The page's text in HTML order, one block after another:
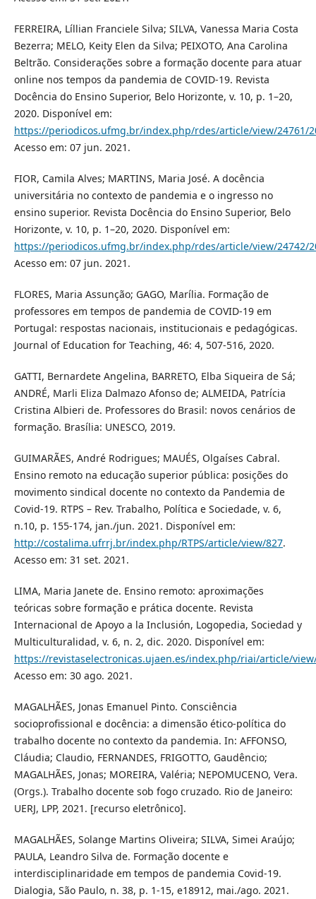
FERREIRA, Líllian Franciele Silva; SILVA, Vanessa Maria Costa
Bezerra; MELO, Keity Elen da Silva; PEIXOTO, Ana Carolina
Beltrão. Considerações sobre a formação docente para atuar
online nos tempos da pandemia de COVID-19. Revista
Docência do Ensino Superior, Belo Horizonte, v. 10, p. 1–20,
2020. Disponível em:
https://periodicos.ufmg.br/index.php/rdes/article/view/24761/
Acesso em: 07 jun. 2021.
FIOR, Camila Alves; MARTINS, Maria José. A docência
universitária no contexto de pandemia e o ingresso no
ensino superior. Revista Docência do Ensino Superior, Belo
Horizonte, v. 10, p. 1–20, 2020. Disponível em:
https://periodicos.ufmg.br/index.php/rdes/article/view/24742/
Acesso em: 07 jun. 2021.
FLORES, Maria Assunção; GAGO, Marília. Formação de
professores em tempos de pandemia de COVID-19 em
Portugal: respostas nacionais, institucionais e pedagógicas.
Journal of Education for Teaching, 46: 4, 507-516, 2020.
GATTI, Bernardete Angelina, BARRETO, Elba Siqueira de Sá;
ANDRÉ, Marli Eliza Dalmazo Afonso de; ALMEIDA, Patrícia
Cristina Albieri de. Professores do Brasil: novos cenários de
formação. Brasília: UNESCO, 2019.
GUIMARÃES, André Rodrigues; MAUÉS, Olgaíses Cabral.
Ensino remoto na educação superior pública: posições do
movimento sindical docente no contexto da Pandemia de
Covid-19. RTPS – Rev. Trabalho, Política e Sociedade, v. 6,
n.10, p. 155-174, jan./jun. 2021. Disponível em:
http://costalima.ufrrj.br/index.php/RTPS/article/view/827.
Acesso em: 31 set. 2021.
LIMA, Maria Janete de. Ensino remoto: aproximações
teóricas sobre formação e prática docente. Revista
Internacional de Apoyo a la Inclusión, Logopedia, Sociedad y
Multiculturalidad, v. 6, n. 2, dic. 2020. Disponível em:
https://revistaselectronicas.ujaen.es/index.php/riai/article/
Acesso em: 30 ago. 2021.
MAGALHÃES, Jonas Emanuel Pinto. Consciência
socioprofissional e docência: a dimensão ético-política do
trabalho docente no contexto da pandemia. In: AFFONSO,
Cláudia; Claudio, FERNANDES, FRIGOTTO, Gaudêncio;
MAGALHÃES, Jonas; MOREIRA, Valéria; NEPOMUCENO, Vera.
(Orgs.). Trabalho docente sob fogo cruzado. Rio de Janeiro:
UERJ, LPP, 2021. [recurso eletrônico].
MAGALHÃES, Solange Martins Oliveira; SILVA, Simei Araújo;
PAULA, Leandro Silva de. Formação docente e
interdisciplinaridade em tempos de pandemia Covid-19.
Dialogia, São Paulo, n. 38, p. 1-15, e18912, mai./ago. 2021.